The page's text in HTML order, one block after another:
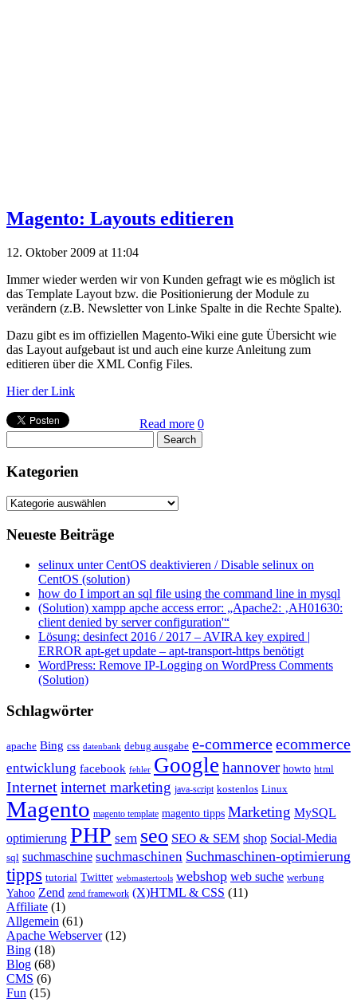
Magento: Layouts editieren
12. Oktober 2009 at 11:04
Immer wieder werden wir von Kunden gefragt wie es möglich ist
das Template Layout bzw. die Positionierung der Module zu
verändern (z.B. Newsletter von Linke Spalte in die Rechte Spalte).
Dazu gibt es im offiziellen Magento-Wiki eine gute Übersicht wie
das Layout aufgebaut ist und auch eine kurze Anleitung zum
editieren über die XML Config Files.
Hier der Link
Read more 0
Kategorien
Kategorien
Neueste Beiträge
selinux unter CentOS deaktivieren / Disable selinux on
CentOS (solution)
how do I import an sql file using the command line in mysql
(Solution) xampp apche access error: „Apache2: ‚AH01630:
client denied by server configuration'“
Lösung: desinfect 2016 / 2017 – AVIRA key expired |
ERROR apt-get update – apt-transport-https benötigt
WordPress: Remove IP-Logging on WordPress Comments
(Solution)
Schlagwörter
apache Bing css datenbank debug ausgabe e-commerceecommerce
entwicklung facebook fehler Google hannover howto html
Internetinternet marketing java-script kostenlos Linux
Magento magento template magento tipps Marketing MySQL
optimierung PHP sem seo SEO & SEM shop Social-Media
sql suchmaschine suchmaschinen Suchmaschinen-optimierung
tipps tutorial Twitter webmastertools webshop web suche werbung
Yahoo Zend zend framework (X)HTML & CSS (11)
Affiliate (1)
Allgemein (61)
Apache Webserver(12)
Bing (18)
Blog (68)
CMS (6)
Fun (15)